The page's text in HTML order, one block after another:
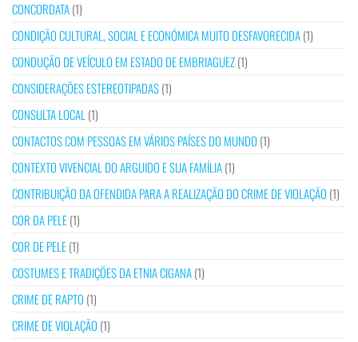
CONCORDATA(1)
CONDIÇÃO CULTURAL, SOCIAL E ECONÓMICA MUITO DESFAVORECIDA(1)
CONDUÇÃO DE VEÍCULO EM ESTADO DE EMBRIAGUEZ(1)
CONSIDERAÇÕES ESTEREOTIPADAS(1)
CONSULTA LOCAL (1)
CONTACTOS COM PESSOAS EM VÁRIOS PAÍSES DO MUNDO (1)
CONTEXTO VIVENCIAL DO ARGUIDO E SUA FAMÍLIA(1)
CONTRIBUIÇÃO DA OFENDIDA PARA A REALIZAÇÃO DO CRIME DE VIOLAÇÃO (1)
COR DA PELE(1)
COR DE PELE(1)
COSTUMES E TRADIÇÕES DA ETNIA CIGANA(1)
CRIME DE RAPTO (1)
CRIME DE VIOLAÇÃO (1)